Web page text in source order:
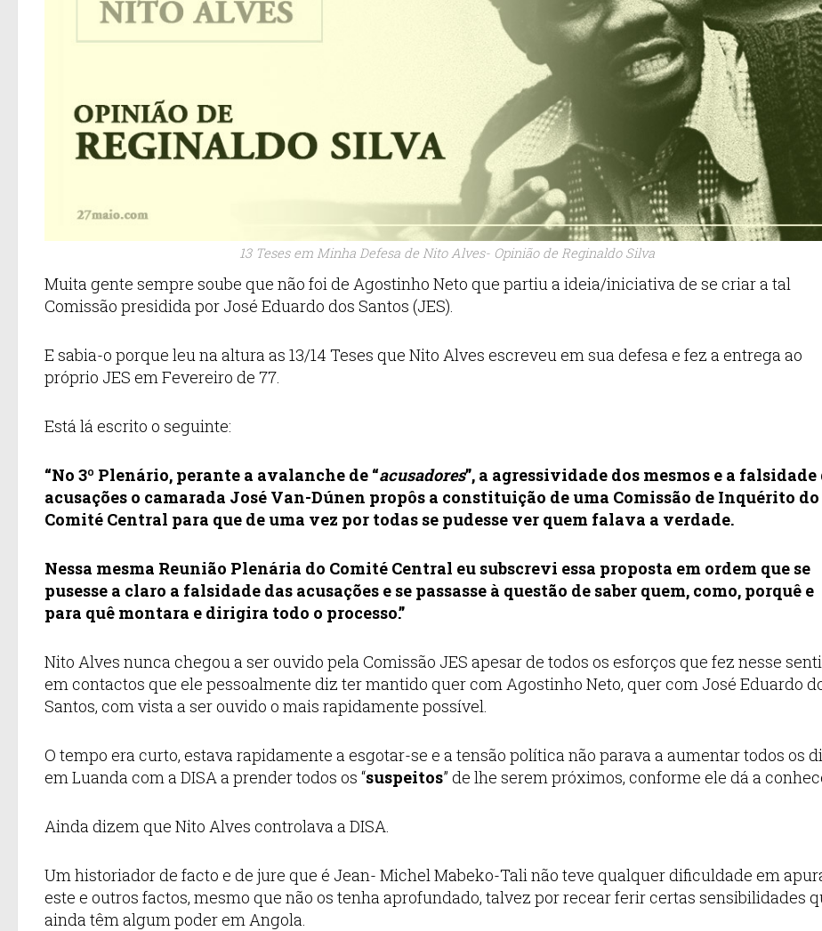
13 Teses em Minha Defesa de Nito Alves- Opinião de Reginaldo Silva
Muita gente sempre soube que não foi de Agostinho Neto que partiu a ideia/iniciativa de se criar a tal
Comissão presidida por José Eduardo dos Santos (JES).
E sabia-o porque leu na altura as 13/14 Teses que Nito Alves escreveu em sua defesa e fez a entrega ao
próprio JES em Fevereiro de 77.
Está lá escrito o seguinte:
“No 3º Plenário, perante a avalanche de “acusadores”, a agressividade dos mesmos e a falsidade
acusações o camarada José Van-Dúnen propôs a constituição de uma Comissão de Inquérito do
Comité Central para que de uma vez por todas se pudesse ver quem falava a verdade.
Nessa mesma Reunião Plenária do Comité Central eu subscrevi essa proposta em ordem que se
pusesse a claro a falsidade das acusações e se passasse à questão de saber quem, como, porquê e
para quê montara e dirigira todo o processo.”
Nito Alves nunca chegou a ser ouvido pela Comissão JES apesar de todos os esforços que fez nesse
em contactos que ele pessoalmente diz ter mantido quer com Agostinho Neto, quer com José Eduardo
Santos, com vista a ser ouvido o mais rapidamente possível.
O tempo era curto, estava rapidamente a esgotar-se e a tensão política não parava a aumentar todos os
em Luanda com a DISA a prender todos os “suspeitos” de lhe serem próximos, conforme ele dá a
Ainda dizem que Nito Alves controlava a DISA.
Um historiador de facto e de jure que é Jean- Michel Mabeko-Tali não teve qualquer dificuldade em
este e outros factos, mesmo que não os tenha aprofundado, talvez por recear ferir certas sensibilidades
ainda têm algum poder em Angola.